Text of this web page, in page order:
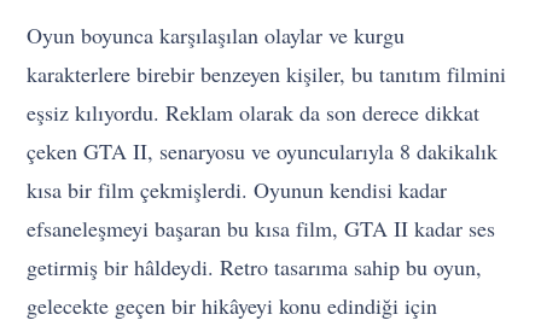
Oyun boyunca karşılaşılan olaylar ve kurgu
karakterlere birebir benzeyen kişiler, bu tanıtım filmini
eşsiz kılıyordu. Reklam olarak da son derece dikkat
çeken GTA II, senaryosu ve oyuncularıyla 8 dakikalık
kısa bir film çekmişlerdi. Oyunun kendisi kadar
efsaneleşmeyi başaran bu kısa film, GTA II kadar ses
getirmiş bir hâldeydi. Retro tasarıma sahip bu oyun,
gelecekte geçen bir hikâyeyi konu edindiği için